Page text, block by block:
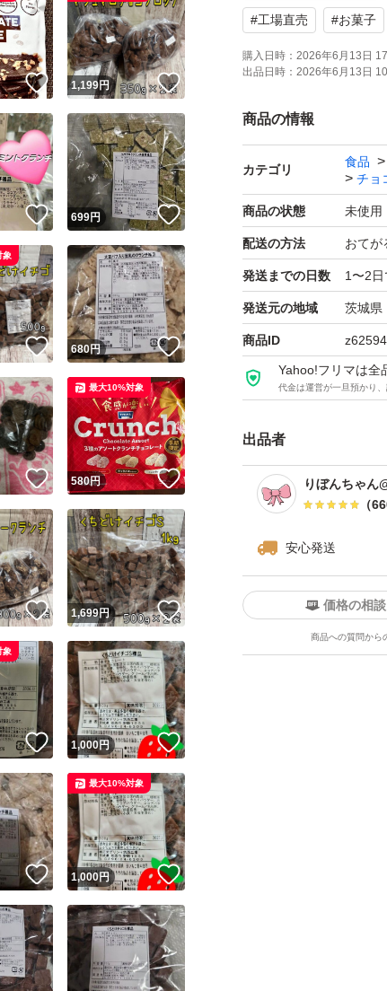
す。
在庫状況や賞味期限
い。
出品者都合で削除、
出品中以外の物は基
soldout品の在庫の問
い方、ブロックしま
#工場直売 #お菓子
購入日時： 2026年6月13日
出品日時： 2026年6月13日
商品の情報
カテゴリ
食品
チョ
商品の状態 未使用
配送の方法 おてが
発送までの日数 1〜2
発送元の地域 茨城県
商品ID
Yahoo!フリマは全
代金は運営が一旦預かり
出品者
りぼんちゃん
（
安心発送
ユーザーの実績について
めた一定の基準を満たしたユーザーにバッジを付与しています
者 Yahoo!フリマの基準をクリアした安心・安全なユーザーです
価格の相談
商品への質問から
この商品の情報をコピーします
いいね！
1,199円 いいね！
いいね！
699円 いいね！
いいね！
象
680円 いいね！
いいね！
580円 いいね！
最大10%対象
いいね！
1,699円 いいね！
いいね！
象
1,000円 いいね！
いいね！
1,000円 いいね！
最大10%対象